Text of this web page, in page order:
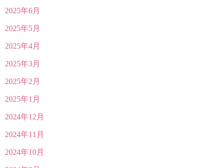
2025年6月
2025年5月
2025年4月
2025年3月
2025年2月
2025年1月
2024年12月
2024年11月
2024年10月